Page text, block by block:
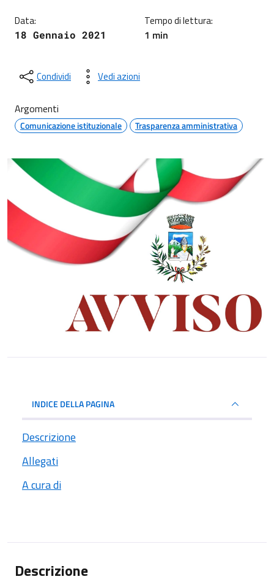
Data:
18 Gennaio 2021
Tempo di lettura:
1 min
Condividi Vedi azioni
Argomenti
Comunicazione istituzionale Trasparenza amministrativa
INDICE DELLA PAGINA
Descrizione
Allegati
A cura di
Descrizione